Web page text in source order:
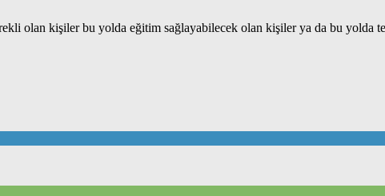
olan kişiler bu yolda eğitim sağlayabilecek olan kişiler ya da bu